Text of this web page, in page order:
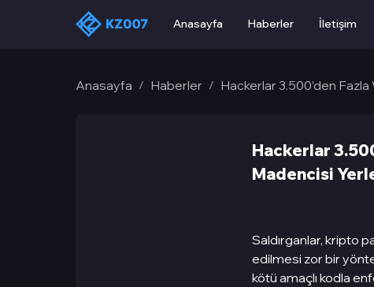
Anasayfa Haberler İletişim
Anasayfa / Haberler / Hackerlar 3.500’den
Hackerlar
Madencisi
Saldırganlar, kripto
edilmesi zor bir
kötü amaçlı kodla